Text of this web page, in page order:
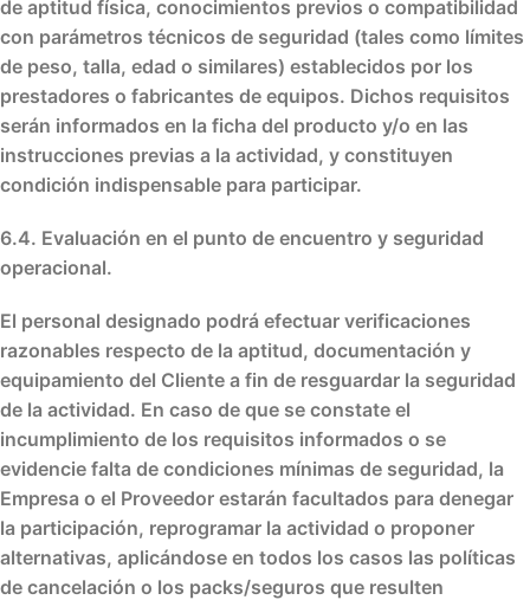
de aptitud física, conocimientos previos o compatibilidad
con parámetros técnicos de seguridad (tales como límites
de peso, talla, edad o similares) establecidos por los
prestadores o fabricantes de equipos. Dichos requisitos
serán informados en la ficha del producto y/o en las
instrucciones previas a la actividad, y constituyen
condición indispensable para participar.
6.4. Evaluación en el punto de encuentro y seguridad
operacional.
El personal designado podrá efectuar verificaciones
razonables respecto de la aptitud, documentación y
equipamiento del Cliente a fin de resguardar la seguridad
de la actividad. En caso de que se constate el
incumplimiento de los requisitos informados o se
evidencie falta de condiciones mínimas de seguridad, la
Empresa o el Proveedor estarán facultados para denegar
la participación, reprogramar la actividad o proponer
alternativas, aplicándose en todos los casos las políticas
de cancelación o los packs/seguros que resulten